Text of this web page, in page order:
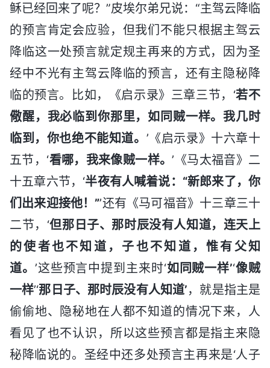
稣已经回来了呢？”皮埃尔弟兄说：“主驾云降临
的预言肯定会应验，但我们不能只根据主驾云
降临这一处预言就定规主再来的方式，因为圣
经中不光有主驾云降临的预言，还有主隐秘降
临的预言。比如，《启示录》三章三节，‘若不
儆醒，我必临到你那里，如同贼一样。我几时
临到，你也绝不能知道。 ’《启示录》十六章十
五节，‘看哪，我来像贼一样。’《马太福音》二
十五章六节，‘半夜有人喊着说：“新郎来了，你
们出来迎接他！”’还有《马可福音》十三章三十
二节，‘但那日子、那时辰没有人知道，连天上
的使者也不知道，子也不知道，惟有父知
道。 ’这些预言中提到主来时‘如同贼一样’‘像贼
一样’‘那日子、那时辰没有人知道’，就是指主是
偷偷地、隐秘地在人都不知道的情况下来，人
看见了也不认识，所以这些预言都是指主来隐
秘降临说的。圣经中还多处预言主再来是‘人子